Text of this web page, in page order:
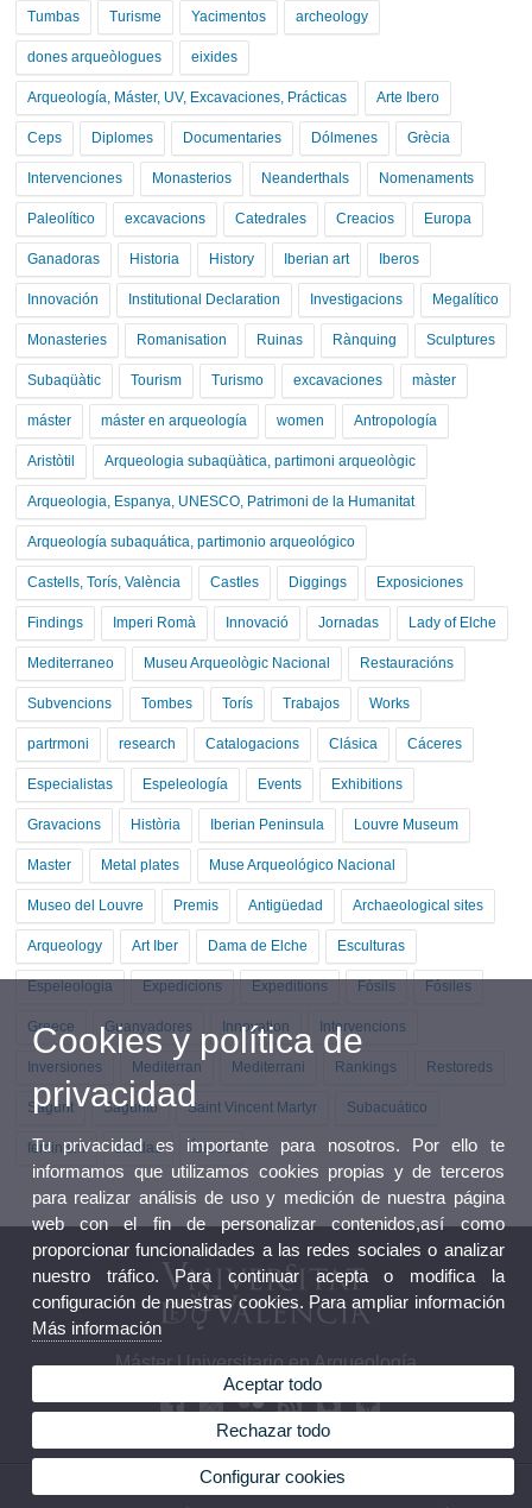
Tumbas Turisme Yacimentos archeology
dones arqueòlogues eixides
Arqueología, Máster, UV, Excavaciones, Prácticas Arte Ibero
Ceps Diplomes Documentaries Dólmenes Grècia
Intervenciones Monasterios Neanderthals Nomenaments
Paleolítico excavacions Catedrales Creacios Europa
Ganadoras Historia History Iberian art Iberos
Innovación Institutional Declaration Investigacions Megalítico
Monasteries Romanisation Ruinas Rànquing Sculptures
Subaqüàtic Tourism Turismo excavaciones màster
máster máster en arqueología women Antropología
Aristòtil Arqueologia subaqüàtica, partimoni arqueològic
Arqueologia, Espanya, UNESCO, Patrimoni de la Humanitat
Arqueología subaquática, partimonio arqueológico
Castells, Torís, València Castles Diggings Exposiciones
Findings Imperi Romà Innovació Jornadas Lady of Elche
Mediterraneo Museu Arqueològic Nacional Restauracións
Subvencions Tombes Torís Trabajos Works
partrmoni research Catalogacions Clásica Cáceres
Especialistas Espeleología Events Exhibitions
Gravacions Història Iberian Peninsula Louvre Museum
Master Metal plates Muse Arqueológico Nacional
Museo del Louvre Premis Antigüedad Archaeological sites
Arqueology Art Iber Dama de Elche Esculturas
Espeleologia Expedicions Expeditions Fòsils Fósiles
Greece Guanyadores Innovation Intervencions
Inversiones Mediterran Mediterrani Rankings Restoreds
Sagunt Sagunto Saint Vincent Martyr Subacuático
feminism salidas Íberos
Máster Universitario en Arqueología
© 2026 UV. - Avda Blasco Ibañez 28. 46010 Valencia. Teléfono: 96 3864242
Cookies y política de
privacidad
Tu privacidad es importante para nosotros. Por ello te
informamos que utilizamos cookies propias y de terceros
para realizar análisis de uso y medición de nuestra página
web con el fin de personalizar contenidos,así como
proporcionar funcionalidades a las redes sociales o analizar
nuestro tráfico. Para continuar acepta o modifica la
configuración de nuestras cookies. Para ampliar información
Más información
Aceptar todo
Rechazar todo
Configurar cookies